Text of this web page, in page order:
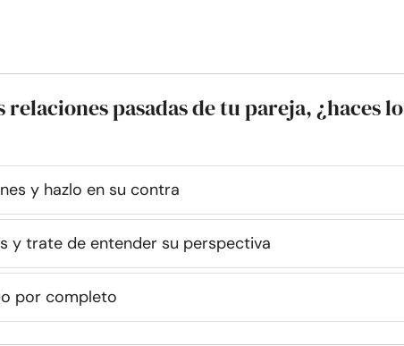
relaciones pasadas de tu pareja, ¿haces lo
y hazlo en su contra
y trate de entender su perspectiva
por completo